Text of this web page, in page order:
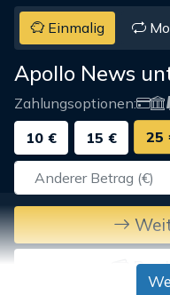
Einmalig
Apollo News
Zahlungsoptionen:
10 €
15 € 25